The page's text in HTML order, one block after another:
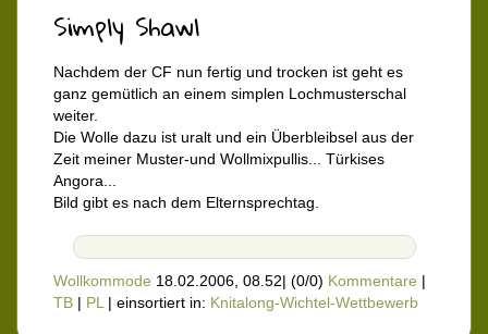
Simply Shawl
Nachdem der CF nun fertig und trocken ist geht es
ganz gemütlich an einem simplen Lochmusterschal
weiter.
Die Wolle dazu ist uralt und ein Überbleibsel aus der
Zeit meiner Muster-und Wollmixpullis... Türkises
Angora...
Bild gibt es nach dem Elternsprechtag.
Wollkommode 18.02.2006, 08.52| (0/0) Kommentare |
TB | PL | einsortiert in: Knitalong-Wichtel-Wettbewerb